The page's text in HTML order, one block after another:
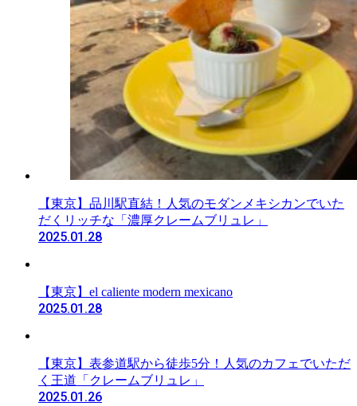
【東京】品川駅直結！人気のモダンメキシカンでいた
だくリッチな「濃厚クレームブリュレ」
2025.01.28
【東京】el caliente modern mexicano
2025.01.28
【東京】表参道駅から徒歩5分！人気のカフェでいただ
く王道「クレームブリュレ」
2025.01.26